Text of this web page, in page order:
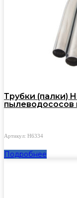
Трубки (палки)
пылеводососов
Артикул: H6334
Подробнее